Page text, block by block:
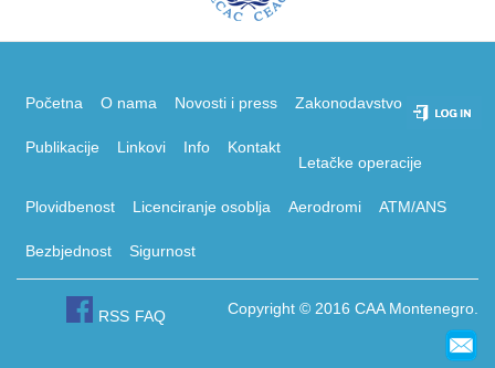
Početna O nama Novosti i press Zakonodavstvo
Publikacije Linkovi Info
Kontakt
Letačke operacije
Plovidbenost Licenciranje osoblja Aerodromi ATM/ANS
Bezbjednost Sigurnost
RSS FAQ Copyright © 2016 CAA Montenegro.